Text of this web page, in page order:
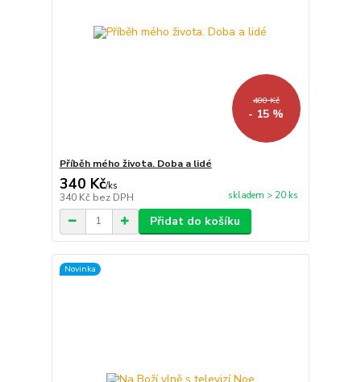
400 Kč
- 15 %
Příběh mého života. Doba a lidé
340 Kč/ks
340 Kč bez DPH skladem > 20 ks
Přidat do košíku
Novinka